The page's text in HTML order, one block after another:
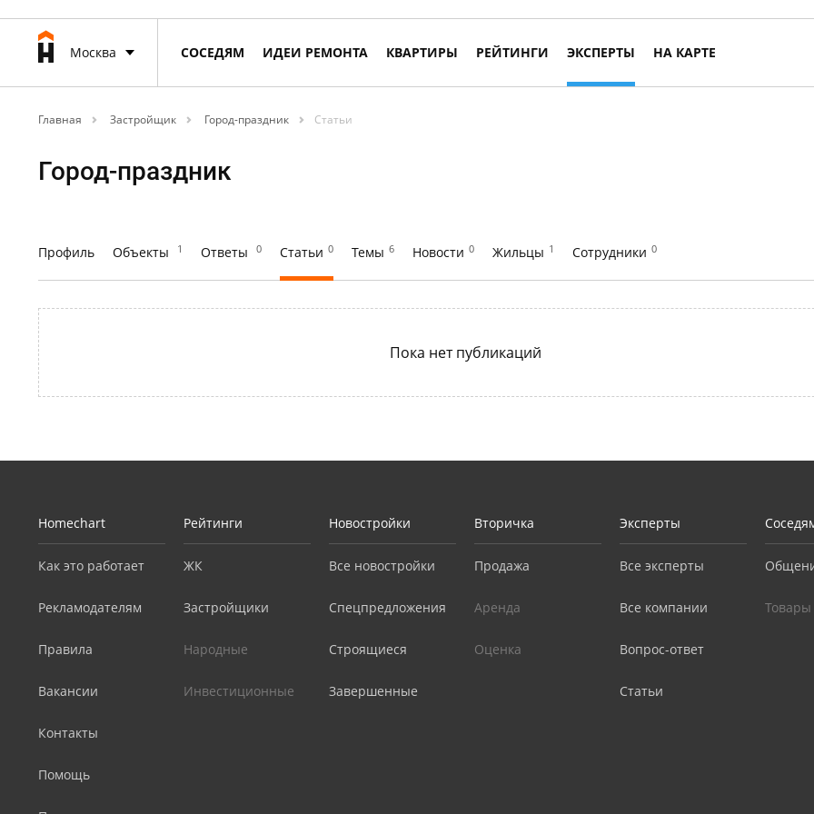
Москва СОСЕДЯМ ИДЕИ РЕМОНТА КВАРТИРЫ РЕЙТИНГИ ЭКСПЕРТЫ НА КАРТЕ
Главная Застройщик Город-праздник Статьи
Город-праздник
Профиль Объекты 1 Ответы 0 Статьи 0 Темы 6 Новости 0 Жильцы 1 Сотрудники 0
Пока нет публикаций
Homechart
Как это работает
Рекламодателям
Правила
Вакансии
Контакты
Помощь
Рейтинги
ЖК
Застройщики
Народные
Инвестиционные
Новостройки
Все новостройки
Спецпредложения
Строящиеся
Завершенные
Вторичка
Продажа
Аренда
Оценка
Эксперты
Все эксперты
Все компании
Вопрос-ответ
Статьи
Товары